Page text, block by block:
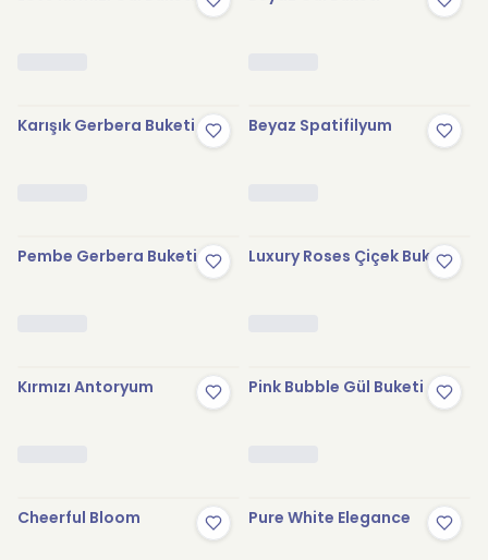
Karışık Gerbera Buketi Beyaz Spatifilyum
Pembe Gerbera Buketi Luxury Roses Çiçek Buketi
Kırmızı Antoryum Pink Bubble Gül Buketi
Cheerful Bloom Pure White Elegance